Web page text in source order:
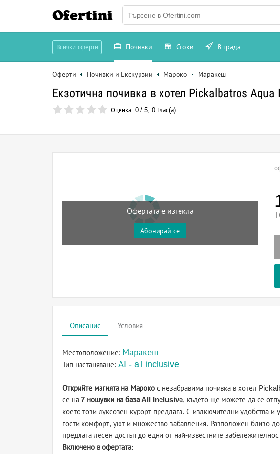
Ofertini
Всички оферти Почивки Стоки В града
Оферти Почивки и Екскурзии Мароко Маракеш
Екзотична почивка в хотел Pickalbatros
Оценка: 0 / 5, 0 Глас(а)
Офертата е изтекла
Абонирай се
Описание Условия
Местоположение: Маракеш
Тип настаняване: AI - all inclusive
Открийте магията на Мароко с незабравима почивка в хотел
се на 7 нощувки на база All Inclusive, където ще можете да се
което този луксозен курорт предлага. С излкючителни удобства и
гости комфорт, уют и множество забавления. Разположен близо до
предлага лесен достъп до едни от най-известните
Включено в офертата: